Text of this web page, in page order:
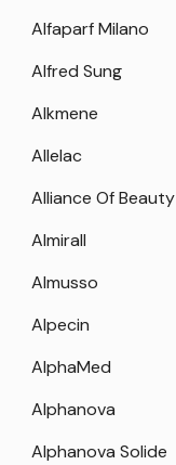
Alfaparf Milano
Alfred Sung
Alkmene
Allelac
Alliance Of Beauty
Almirall
Almusso
Alpecin
AlphaMed
Alphanova
Alphanova Solide